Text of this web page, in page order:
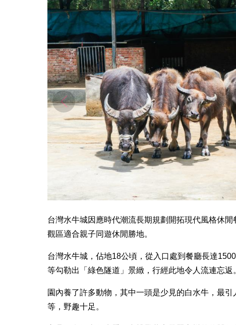
台灣水牛城因應時代潮流長期規劃開拓現代風格休
觀區適合親子同遊休閒勝地。
台灣水牛城，佔地18公頃，從入口處到餐廳長達
等勾勒出「綠色隧道」景緻，行經此地令人流連忘返
園內養了許多動物，其中一頭是少見的白水牛，最
等，野趣十足。